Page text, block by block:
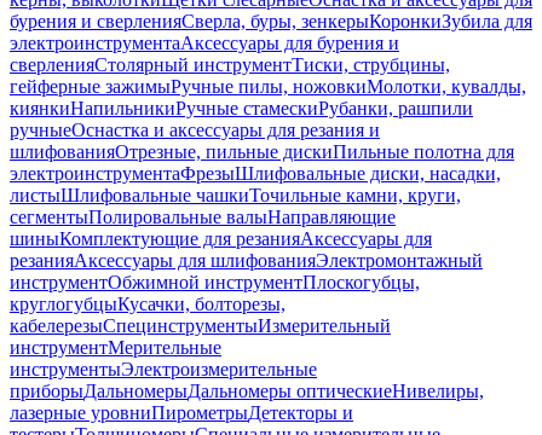
бурения и сверленияСверла, буры, зенкерыКоронкиЗубила для
электроинструментаАксессуары для бурения и
сверленияСтолярный инструментТиски, струбцины,
гейферные зажимыРучные пилы, ножовкиМолотки, кувалды,
киянкиНапильникиРучные стамескиРубанки, рашпили
ручныеОснастка и аксессуары для резания и
шлифованияОтрезные, пильные дискиПильные полотна для
электроинструментаФрезыШлифовальные диски, насадки,
листыШлифовальные чашкиТочильные камни, круги,
сегментыПолировальные валыНаправляющие
шиныКомплектующие для резанияАксессуары для
резанияАксессуары для шлифованияЭлектромонтажный
инструментОбжимной инструментПлоскогубцы,
круглогубцыКусачки, болторезы,
кабелерезыСпецинструментыИзмерительный
инструментМерительные
инструментыЭлектроизмерительные
приборыДальномерыДальномеры оптическиеНивелиры,
лазерные уровниПирометрыДетекторы и